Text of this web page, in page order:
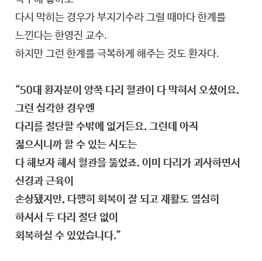
다시 막히는 경우가 부지기수라 그럴 때마다 한계를
느낀다는 한영진 교수.
하지만 그런 한계를 극복하게 해주는 것도 환자다.
“50대 환자분이 양쪽 다리 혈관이 다 막혀서 오셨어요.
그런 심각한 경우엔
다리를 절단할 수밖에 없거든요. 그런데 아직
젊으시니까 할 수 있는 시도는
다 해보자 해서 혈관을 뚫었죠. 이미 다리가 괴사하면서
신경과 근육이
손상됐지만, 다행히 회복이 잘 되고 재활도 열심히
하셔서 두 다리 절단 없이
회복하실 수 있었습니다.”